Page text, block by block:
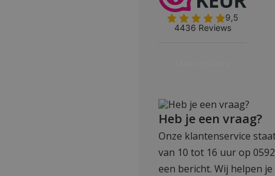
Heb je een vraag?
Onze klantenservice
van 10 tot 16 uur op
een bericht. Wij helpen